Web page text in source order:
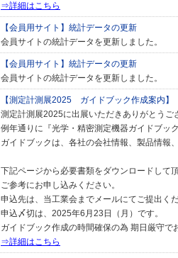
⇒詳細はこちら
【会員用サイト】統計データの更新
会員サイトの統計データを更新しました。
【会員用サイト】統計データの更新
会員サイトの統計データを更新しました。
【測定計測展2025 ガイドブック作成案内】
測定計測展2025に出展いただきありがとうご
例年通りに『光学・精密測定機器ガイドブッ
ガイドブックは、各社の会社情報、製品情報
下記ページから必要書類をダウンロードして
ご参考にお申し込みください。
申込先は、当工業会までメールにてご提出くだ
申込〆切は、2025年6月23日（月）です。
ガイドブック作成の時間確保の為 期日厳守で
⇒詳細はこちら